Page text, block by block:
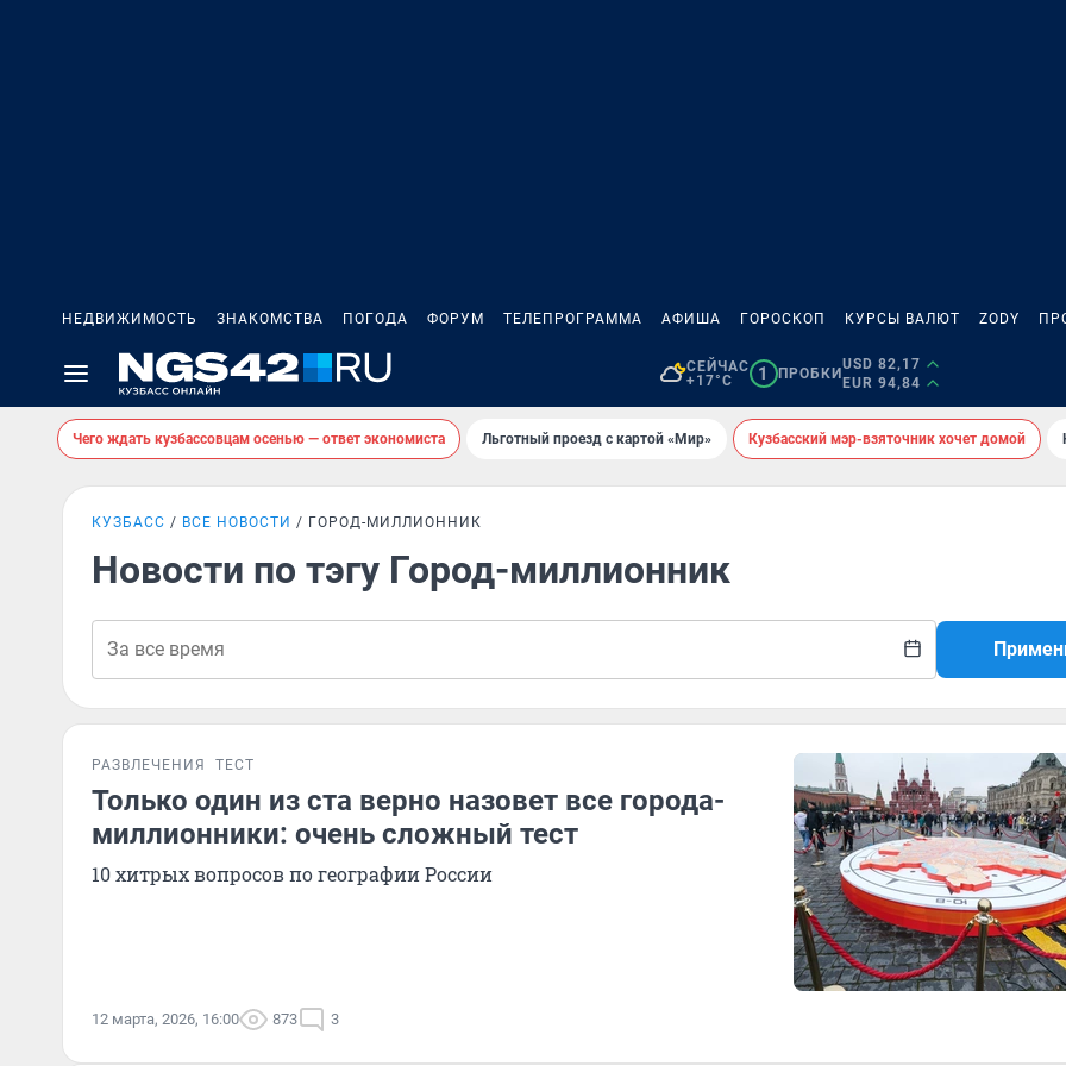
НЕДВИЖИМОСТЬ ЗНАКОМСТВА ПОГОДА ФОРУМ ТЕЛЕПРОГРАММА АФИША ГОРОСКОП КУРСЫ ВАЛЮТ ZODY
СЕЙЧАС
+17°C
1 ПРОБКИ
USD 82,17
EUR 94,84
Чего ждать кузбассовцам осенью — ответ экономиста Льготный проезд с картой «Мир» Кузбасский мэр-взяточник хочет домой
КУЗБАСС ВСЕ НОВОСТИ ГОРОД-МИЛЛИОННИК
Новости по тэгу Город-миллионник
РАЗВЛЕЧЕНИЯ ТЕСТ
Только один из ста верно назовет все города-
миллионники: очень сложный тест
10 хитрых вопросов по географии России
12 марта, 2026, 16:00 873 3